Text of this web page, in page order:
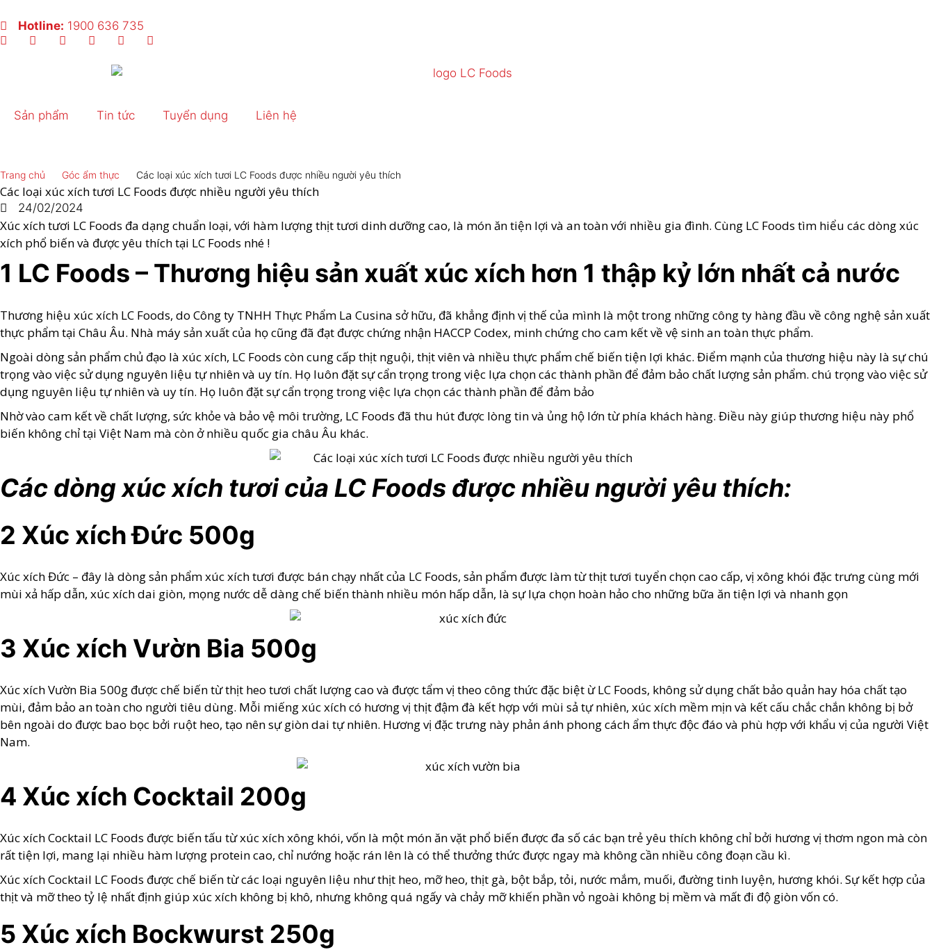
tới
nội
Hotline: 1900 636 735
Sản phẩm Tin tức Tuyển dụng Liên hệ
Trang chủ Góc ẩm thực Các loại xúc xích tươi LC Foods được nhiều người yêu thích
Các loại xúc xích tươi LC Foods được nhiều người yêu thích
24/02/2024
Xúc xích tươi LC Foods đa dạng chuẩn loại, với hàm lượng thịt tươi dinh dưỡng cao, là món ăn tiện lợi và an toàn với nhiều gia đình. Cùng LC Foods tìm hiểu các dòng xúc
xích phổ biến và được yêu thích tại LC Foods nhé !
1 LC Foods – Thương hiệu sản xuất xúc xích hơn 1 thập kỷ lớn nhất cả nước
Thương hiệu xúc xích LC Foods, do Công ty TNHH Thực Phẩm La Cusina sở hữu, đã khẳng định vị thế của mình là một trong những công ty hàng đầu về công nghệ sản xuất
thực phẩm tại Châu Âu. Nhà máy sản xuất của họ cũng đã đạt được chứng nhận HACCP Codex, minh chứng cho cam kết về vệ sinh an toàn thực phẩm.
Ngoài dòng sản phẩm chủ đạo là xúc xích, LC Foods còn cung cấp thịt nguội, thịt viên và nhiều thực phẩm chế biến tiện lợi khác. Điểm mạnh của thương hiệu này là sự chú
trọng vào việc sử dụng nguyên liệu tự nhiên và uy tín. Họ luôn đặt sự cẩn trọng trong việc lựa chọn các thành phần để đảm bảo chất lượng sản phẩm. chú trọng vào việc sử
dụng nguyên liệu tự nhiên và uy tín. Họ luôn đặt sự cẩn trọng trong việc lựa chọn các thành phần để đảm bảo
Nhờ vào cam kết về chất lượng, sức khỏe và bảo vệ môi trường, LC Foods đã thu hút được lòng tin và ủng hộ lớn từ phía khách hàng. Điều này giúp thương hiệu này phổ
biến không chỉ tại Việt Nam mà còn ở nhiều quốc gia châu Âu khác.
Các dòng xúc xích tươi của LC Foods được nhiều người yêu thích:
2 Xúc xích Đức 500g
Xúc xích Đức – đây là dòng sản phẩm xúc xích tươi được bán chạy nhất của LC Foods, sản phẩm được làm từ thịt tươi tuyển chọn cao cấp, vị xông khói đặc trưng cùng mới
mùi xả hấp dẫn, xúc xích dai giòn, mọng nước dễ dàng chế biến thành nhiều món hấp dẫn, là sự lựa chọn hoàn hảo cho những bữa ăn tiện lợi và nhanh gọn
3 Xúc xích Vườn Bia 500g
Xúc xích Vườn Bia 500g được chế biến từ thịt heo tươi chất lượng cao và được tẩm vị theo công thức đặc biệt ừ LC Foods, không sử dụng chất bảo quản hay hóa chất tạo
mùi, đảm bảo an toàn cho người tiêu dùng. Mỗi miếng xúc xích có hương vị thịt đậm đà kết hợp với mùi sả tự nhiên, xúc xích mềm mịn và kết cấu chắc chắn không bị bở
bên ngoài do được bao bọc bởi ruột heo, tạo nên sự giòn dai tự nhiên. Hương vị đặc trưng này phản ánh phong cách ẩm thực độc đáo và phù hợp với khẩu vị của người Việt
Nam.
4 Xúc xích Cocktail 200g
Xúc xích Cocktail LC Foods được biến tấu từ xúc xích xông khói, vốn là một món ăn vặt phổ biến được đa số các bạn trẻ yêu thích không chỉ bởi hương vị thơm ngon mà còn
rất tiện lợi, mang lại nhiều hàm lượng protein cao, chỉ nướng hoặc rán lên là có thể thưởng thức được ngay mà không cần nhiều công đoạn cầu kì.
Xúc xích Cocktail LC Foods được chế biến từ các loại nguyên liệu như thịt heo, mỡ heo, thịt gà, bột bắp, tỏi, nước mắm, muối, đường tinh luyện, hương khói. Sự kết hợp của
thịt và mỡ theo tỷ lệ nhất định giúp xúc xích không bị khô, nhưng không quá ngấy và chảy mỡ khiến phần vỏ ngoài không bị mềm và mất đi độ giòn vốn có.
5 Xúc xích Bockwurst 250g